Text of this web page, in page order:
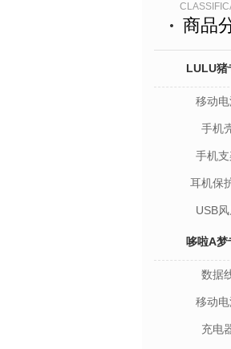
商品
LULU猪
移动
手机
手机支
耳机保
USB
哆啦A梦
数据
移动
充电